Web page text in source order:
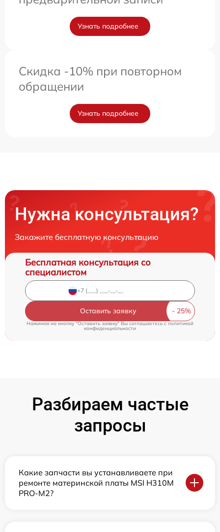
Узнать подробнее
Скидка -10% при повторном
обращении
Узнать подробнее
Нужна консультация?
Закажите бесплатную консультацию
Бесплатная консультация со
специалистом
Оставить заявку
Нажимая на кнопку "Оставить заявку" Вы соглашаетесь cполитикой
конфиденциальности
Разбираем частые
запросы
Какие запчасти вы устанавливаете при
ремонте материнской платы MSI H310M
PRO-M2?